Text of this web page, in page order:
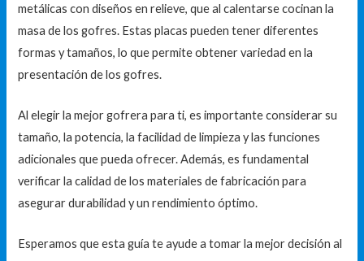
metálicas con diseños en relieve, que al calentarse cocinan la
masa de los gofres. Estas placas pueden tener diferentes
formas y tamaños, lo que permite obtener variedad en la
presentación de los gofres.
Al elegir la mejor gofrera para ti, es importante considerar su
tamaño, la potencia, la facilidad de limpieza y las funciones
adicionales que pueda ofrecer. Además, es fundamental
verificar la calidad de los materiales de fabricación para
asegurar durabilidad y un rendimiento óptimo.
Esperamos que esta guía te ayude a tomar la mejor decisión al